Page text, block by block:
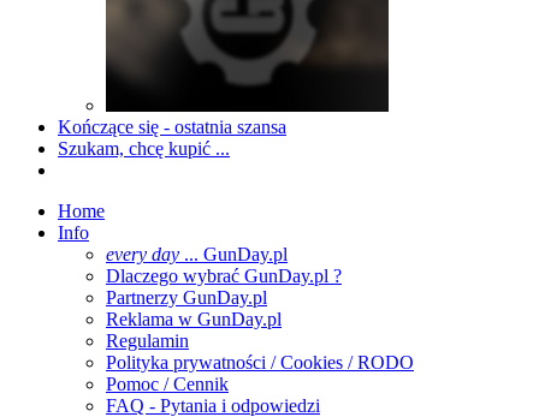
Kończące się - ostatnia szansa
Szukam, chcę kupić ...
Home
Info
every day ... GunDay.pl
Dlaczego wybrać GunDay.pl ?
Partnerzy GunDay.pl
Reklama w GunDay.pl
Regulamin
Polityka prywatności / Cookies / RODO
Pomoc / Cennik
FAQ - Pytania i odpowiedzi